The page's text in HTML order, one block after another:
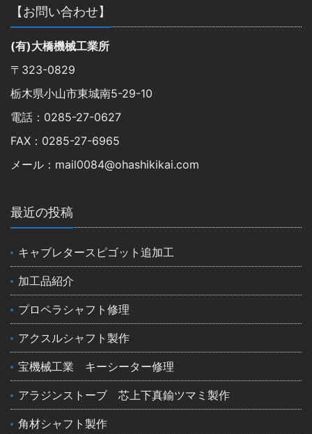
【お問い合わせ】
(有)大橋機械工業所
〒323-0829
栃木県小山市東城南5-29-10
電話：0285-27-0627
FAX：0285-27-6965
メール：mail0084@ohashikikai.com
最近の投稿
キャブレタースピゴット追加工
加工品紹介
プロペラシャフト修理
アクスルシャフト製作
宝機械工業 キーシーター修理
アラジンストーブ 芯上下真鍮ツマミ製作
角材シャフト製作